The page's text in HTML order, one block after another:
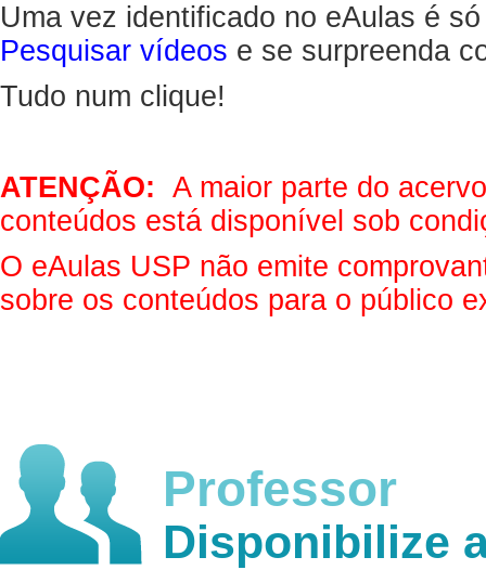
Uma vez identificado no eAulas é
Pesquisar vídeos e se surpreenda
Tudo num clique!
ATENÇÃO: A maior parte do
conteúdos está disponível sob
O eAulas USP não emite
sobre os conteúdos para o público
Professor
Disponibilize